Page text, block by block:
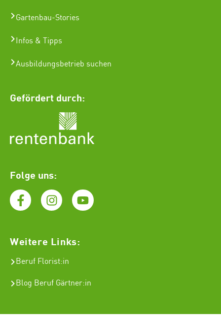
Gartenbau-Stories
Infos & Tipps
Ausbildungsbetrieb suchen
Gefördert durch:
Folge uns:
Weitere Links:
Beruf Florist:in
Blog Beruf Gärtner:in